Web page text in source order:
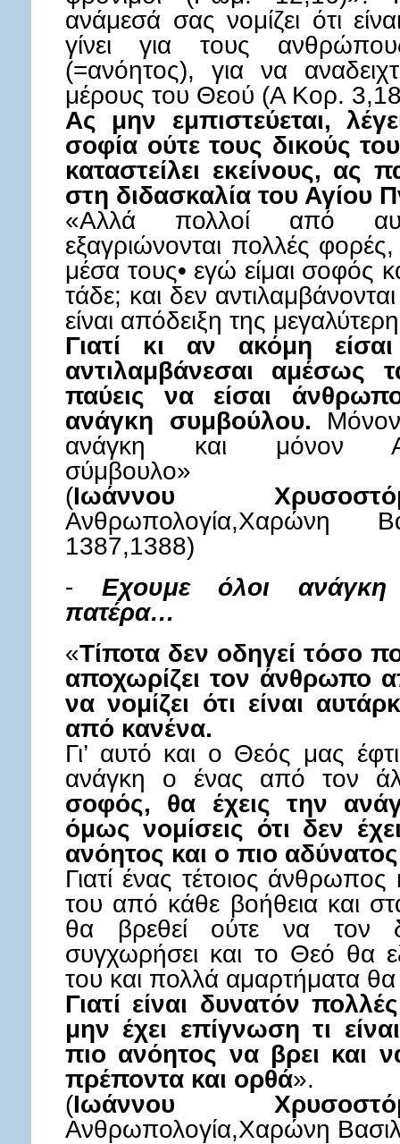
ανάμεσά σας νομίζει ότι
γίνει για τους
(=ανόητος), για να
μέρους του Θεού (Α Κορ.
Ας μην εμπιστεύεται,
σοφία ούτε τους δικούς
καταστείλει εκείνους,
στη διδασκαλία του Αγίου
«Αλλά πολλοί από
εξαγριώνονται πολλές
μέσα τους• εγώ είμαι σοφός
τάδε; και δεν
είναι απόδειξη της
Γιατί κι αν ακόμη
αντιλαμβάνεσαι αμέσως
παύεις να είσαι
ανάγκη συμβούλου.
ανάγκη και μόνον
σύμβουλο»
(Ιωάννου
Ανθρωπολογία,Χαρώνη
1387,1388)
- Εχουμε όλοι ανάγκη
πατέρα…
«Τίποτα δεν οδηγεί τόσο
αποχωρίζει τον άνθρωπο
να νομίζει ότι είναι
από κανένα.
Γι’ αυτό και ο Θεός μας
ανάγκη ο ένας από τον
σοφός, θα έχεις την
όμως νομίσεις ότι δεν
ανόητος και ο πιο
Γιατί ένας τέτοιος
του από κάθε βοήθεια και
θα βρεθεί ούτε να τον
συγχωρήσει και το Θεό θα
του και πολλά αμαρτήματα θα
Γιατί είναι δυνατόν
μην έχει επίγνωση τι
πιο ανόητος να βρει και
πρέποντα και ορθά».
(Ιωάννου
Ανθρωπολογία,Χαρώνη